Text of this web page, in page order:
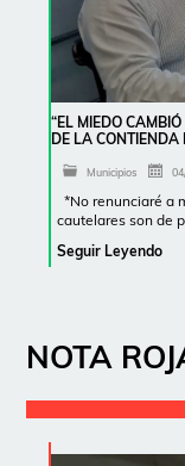
“EL MIEDO
DE LA
Municipios
*No renunciaré a
cautelares son de
Seguir Leyendo
NOTA